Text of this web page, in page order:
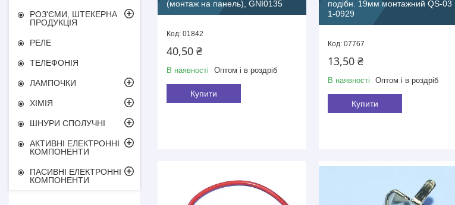
(монтаж на панель), GNI0135
01842
40,50 ₴
В наявності Оптом і в роздріб
Купити
подібн. 19мм монтажний QS-03
1-0929
07767
13,50 ₴
В наявності Оптом і в роздріб
Купити
РОЗ'ЄМИ, ШТЕКЕРНА
ПРОДУКЦІЯ
РЕЛЕ
ТЕЛЕФОНІЯ
ЛАМПОЧКИ
ХІМІЯ
ШНУРИ СПОЛУЧНІ
АКТИВНІ ЕЛЕКТРОННІ
КОМПОНЕНТИ
ПАСИВНІ ЕЛЕКТРОННІ
КОМПОНЕНТИ